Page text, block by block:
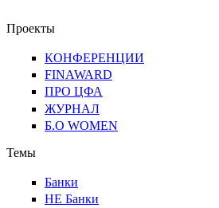
Проекты
КОНФЕРЕНЦИИ
FINAWARD
ПРО ЦФА
ЖУРНАЛ
Б.О WOMEN
Темы
Банки
НЕ Банки